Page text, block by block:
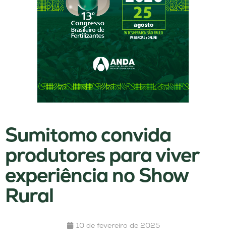
Sumitomo convida
produtores para viver
experiência no Show
Rural
10 de fevereiro de 2025